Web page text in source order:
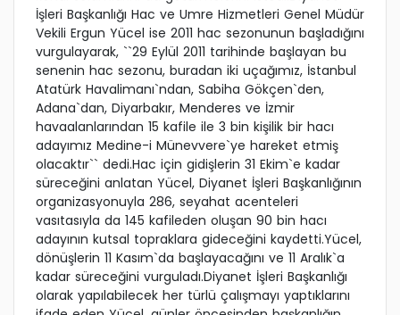
İşleri Başkanlığı Hac ve Umre Hizmetleri Genel Müdür
Vekili Ergun Yücel ise 2011 hac sezonunun başladığını
vurgulayarak, ``29 Eylül 2011 tarihinde başlayan bu
senenin hac sezonu, buradan iki uçağımız, İstanbul
Atatürk Havalimanı`ndan, Sabiha Gökçen`den,
Adana`dan, Diyarbakır, Menderes ve İzmir
havaalanlarından 15 kafile ile 3 bin kişilik bir hacı
adayımız Medine-i Münevvere`ye hareket etmiş
olacaktır`` dedi.Hac için gidişlerin 31 Ekim`e kadar
süreceğini anlatan Yücel, Diyanet İşleri Başkanlığının
organizasyonuyla 286, seyahat acenteleri
vasıtasıyla da 145 kafileden oluşan 90 bin hacı
adayının kutsal topraklara gideceğini kaydetti.Yücel,
dönüşlerin 11 Kasım`da başlayacağını ve 11 Aralık`a
kadar süreceğini vurguladı.Diyanet İşleri Başkanlığı
olarak yapılabilecek her türlü çalışmayı yaptıklarını